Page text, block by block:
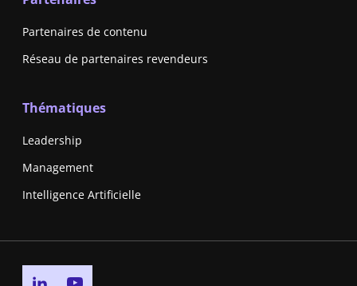
Partenaires de contenu
Réseau de partenaires revendeurs
Thématiques
Leadership
Management
Intelligence Artificielle